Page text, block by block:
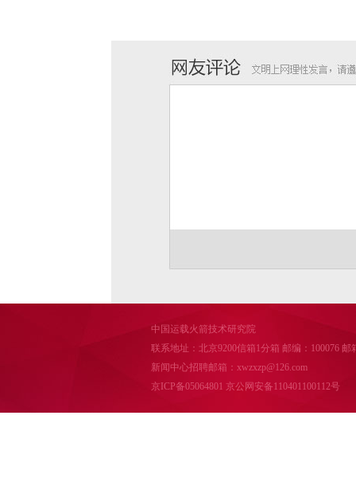
中国运载火箭技术研究院
联系地址：北京9200信箱1分箱 邮编：100076 邮
新闻中心招聘邮箱：xwzxzp@126.com
京ICP备05064801 京公网安备110401100112号